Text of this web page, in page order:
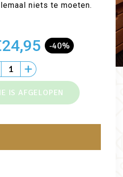
niets te moeten.
-40%